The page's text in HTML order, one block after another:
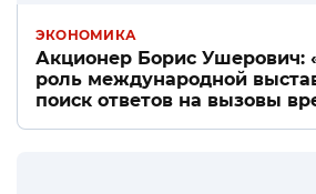
ЭКОНОМИКА
Акционер Борис Ушерович:
роль международной
поиск ответов на вызовы